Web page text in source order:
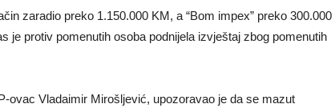
zaradio preko 1.150.000 KM, a “Bom impex” preko 300.000
je protiv pomenutih osoba podnijela izvještaj zbog pomenutih
ovac Vladaimir Mirošljević, upozoravao je da se mazut